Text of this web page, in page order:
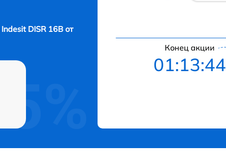
Indesit DISR 16B от
Конец акции
01:13:43